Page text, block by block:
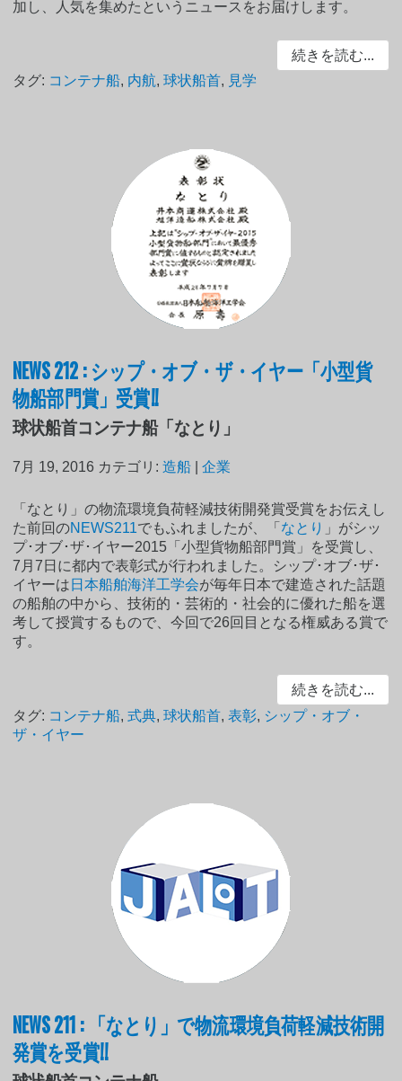
加し、人気を集めたというニュースをお届けします。
続きを読む...
タグ: コンテナ船, 内航,球状船首, 見学
NEWS 212 : シップ・オブ・ザ・イヤー「小型貨
物船部門賞」受賞!!
球状船首コンテナ船「なとり」
7月 19, 2016 カテゴリ:造船 |企業
「なとり」の物流環境負荷軽減技術開発賞受賞をお伝えし
た前回のNEWS211でもふれましたが、「 なとり 」がシッ
プ･オブ･ザ･イヤー2015「小型貨物船部門賞」を受賞し、
7月7日に都内で表彰式が行われました。シップ･オブ･ザ･
イヤーは 日本船舶海洋工学会が毎年日本で建造された話題
の船舶の中から、技術的・芸術的・社会的に優れた船を選
考して授賞するもので、今回で26回目となる権威ある賞で
す。
続きを読む...
タグ: コンテナ船,式典,球状船首,表彰, シップ・オブ・
ザ・イヤー
NEWS 211 : 「なとり」で物流環境負荷軽減技術開
発賞を受賞!!